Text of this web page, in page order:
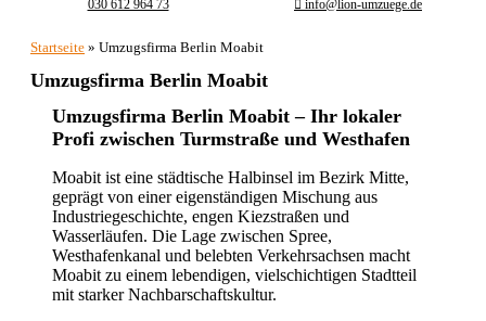
030 612 964 73 info@lion-umzuege.de
Startseite » Umzugsfirma Berlin Moabit
Umzugsfirma Berlin Moabit
Umzugsfirma Berlin Moabit – Ihr lokaler
Profi zwischen Turmstraße und Westhafen
Moabit ist eine städtische Halbinsel im Bezirk Mitte,
geprägt von einer eigenständigen Mischung aus
Industriegeschichte, engen Kiezstraßen und
Wasserläufen. Die Lage zwischen Spree,
Westhafenkanal und belebten Verkehrsachsen macht
Moabit zu einem lebendigen, vielschichtigen Stadtteil
mit starker Nachbarschaftskultur.